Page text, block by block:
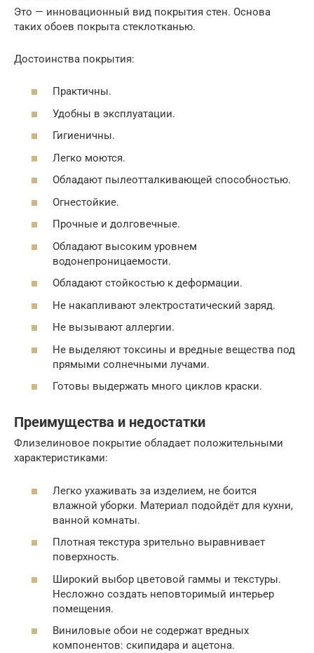
Это — инновационный вид покрытия стен. Основа
таких обоев покрыта стеклотканью.
Достоинства покрытия:
Практичны.
Удобны в эксплуатации.
Гигиеничны.
Легко моются.
Обладают пылеотталкивающей способностью.
Огнестойкие.
Прочные и долговечные.
Обладают высоким уровнем
водонепроницаемости.
Обладают стойкостью к деформации.
Не накапливают электростатический заряд.
Не вызывают аллергии.
Не выделяют токсины и вредные вещества под
прямыми солнечными лучами.
Готовы выдержать много циклов краски.
Преимущества и недостатки
Флизелиновое покрытие обладает положительными
характеристиками:
Легко ухаживать за изделием, не боится
влажной уборки. Материал подойдёт для кухни,
ванной комнаты.
Плотная текстура зрительно выравнивает
поверхность.
Широкий выбор цветовой гаммы и текстуры.
Несложно создать неповторимый интерьер
помещения.
Виниловые обои не содержат вредных
компонентов: скипидара и ацетона.